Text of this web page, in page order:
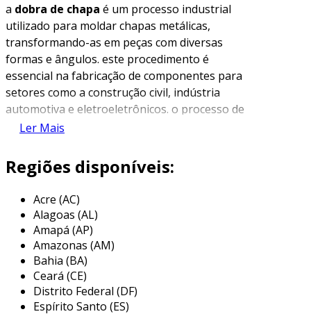
a dobra de chapa é um processo industrial
utilizado para moldar chapas metálicas,
transformando-as em peças com diversas
formas e ângulos. este procedimento é
essencial na fabricação de componentes para
setores como a construção civil, indústria
automotiva e eletroeletrônicos. o processo de
dobra pode ser realizado através de diversas
prensas dobradeiras, que aplicam pressão de
maneira controlada na chapa para obter o
formato desejado.
durante a dobra de chapa, diversas variáveis
são consideradas, como a espessura do
material, o tipo de liga metálica e o ângulo de
dobra. a precisão e a qualidade do resultado
final são impactadas diretamente por esses
fatores. além disso, o cálculo da linha de dobra
Ler Mais
Regiões disponíveis:
Acre (AC)
Alagoas (AL)
Amapá (AP)
Amazonas (AM)
Bahia (BA)
Ceará (CE)
Distrito Federal (DF)
Espírito Santo (ES)